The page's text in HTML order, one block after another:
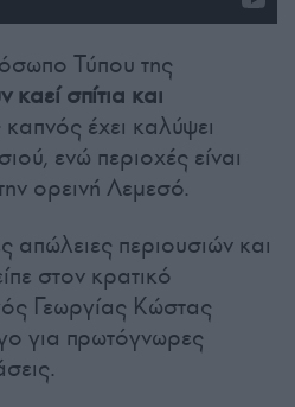
Τύπου της
καεί σπίτια και
έχει καλύψει
ενώ περιοχές είναι
ορεινή Λεμεσό.
απώλειες περιουσιών και
στον κρατικό
Γεωργίας Κώστας
για πρωτόγνωρες